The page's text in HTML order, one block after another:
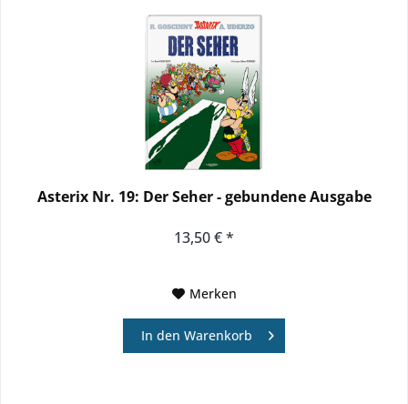
Asterix Nr. 19: Der Seher - gebundene Ausgabe
13,50 € *
Merken
In den Warenkorb